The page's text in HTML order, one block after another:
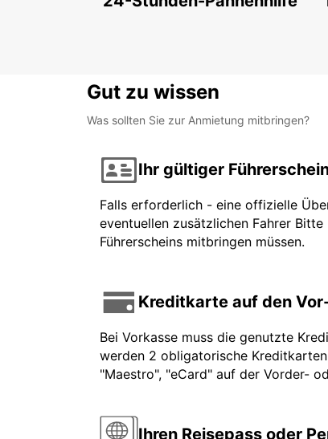
Gut zu wissen
Was sollten Sie zur Anmietung mitbringen?
Ihr gültiger
Falls erforderlich - eine offizielle
eventuellen zusätzlichen Fahrer
Führerscheins mitbringen müssen.
Kreditkarte auf den
Bei Vorkasse muss die genutzte
werden 2 obligatorische
"Maestro", "eCard" auf der Vorder-
Ihren Reisepass oder